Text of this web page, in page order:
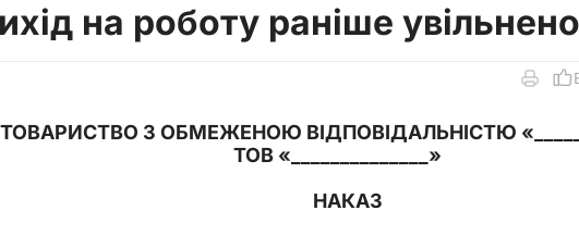
на роботу раніше
ТОВАРИСТВО З ОБМЕЖЕНОЮ ВІДПОВІДАЛЬНІСТЮ «
ТОВ «
»
НАКАЗ